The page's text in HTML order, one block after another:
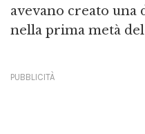
avevano creato una
nella prima metà
PUBBLICITÀ